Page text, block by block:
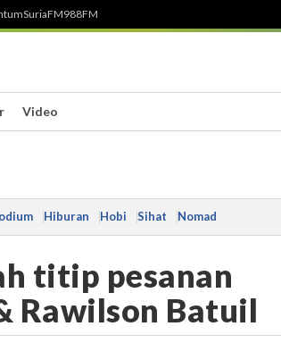
SuriaFM988FM
Video
Hiburan Hobi Sihat Nomad
titip pesanan
Rawilson Batuil